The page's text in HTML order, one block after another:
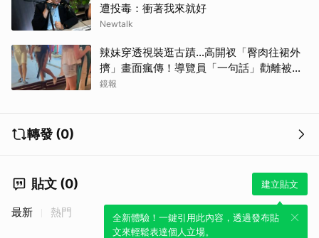
遭投毒：衝著我來就好
Newtalk
辣妹穿透視裝逛古蹟…高開衩「臀肉往裙外
擠」畫面瘋傳！導覽員「一句話」勸離被狂
讚
鏡報
轉發 (0)
貼文 (0) 建立貼文
全新體驗！一鍵引用此內容，透過發布貼
文來輕鬆表達個人立場。
最新 熱門